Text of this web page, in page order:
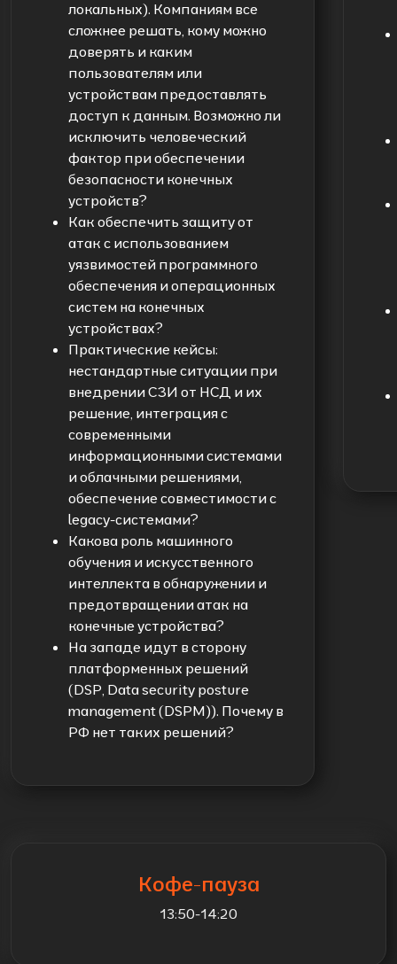
локальных). Компаниям все
сложнее решать, кому можно
доверять и каким
пользователям или
устройствам предоставлять
доступ к данным. Возможно ли
исключить человеческий
фактор при обеспечении
безопасности конечных
устройств?
Как обеспечить защиту от
атак с использованием
уязвимостей программного
обеспечения и операционных
систем на конечных
устройствах?
Практические кейсы:
нестандартные ситуации при
внедрении СЗИ от НСД и их
решение, интеграция с
современными
информационными системами
и облачными решениями,
обеспечение совместимости с
legacy-системами?
Какова роль машинного
обучения и искусственного
интеллекта в обнаружении и
предотвращении атак на
конечные устройства?
На западе идут в сторону
платформенных решений
(DSP, Data security posture
management (DSPM)). Почему в
РФ нет таких решений?
Кофе-пауза
13:50-14:20